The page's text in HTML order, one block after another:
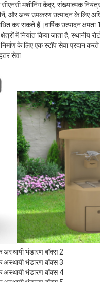
मशीनिंग केंद्र, संख्यात्मक
और अन्य उपकरण उत्पादन के लिए
कर सकते हैं।वार्षिक उत्पादन
में निर्यात किया जाता है, स्थानीय
के लिए एक स्टॉप सेवा प्रदान
सेवा .